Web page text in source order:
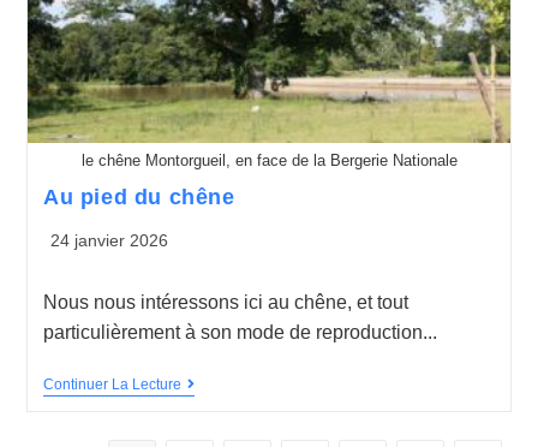
le chêne Montorgueil, en face de la Bergerie Nationale
Au pied du chêne
24 janvier 2026
Nous nous intéressons ici au chêne, et tout
particulièrement à son mode de reproduction...
Continuer La Lecture